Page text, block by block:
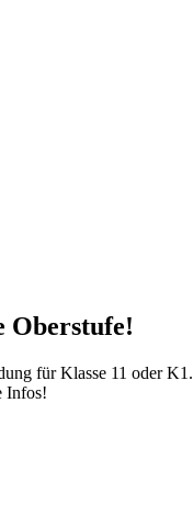
Oberstufe!
für Klasse 11 oder K1.
Infos!